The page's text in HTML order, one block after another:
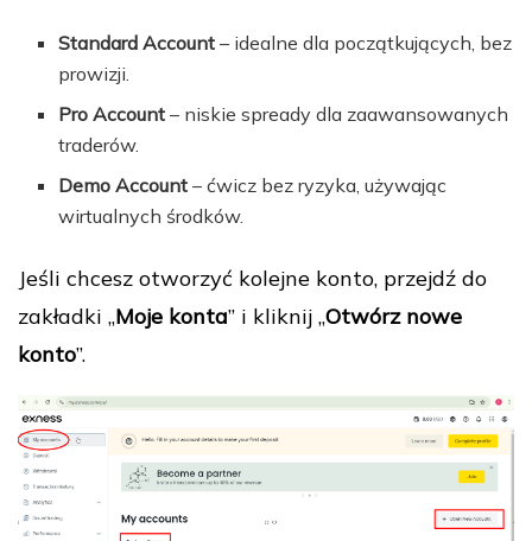
Standard Account – idealne dla początkujących, bez
prowizji.
Pro Account – niskie spready dla zaawansowanych
traderów.
Demo Account – ćwicz bez ryzyka, używając
wirtualnych środków.
Jeśli chcesz otworzyć kolejne konto, przejdź do
zakładki „Moje konta” i kliknij „Otwórz nowe
konto”.